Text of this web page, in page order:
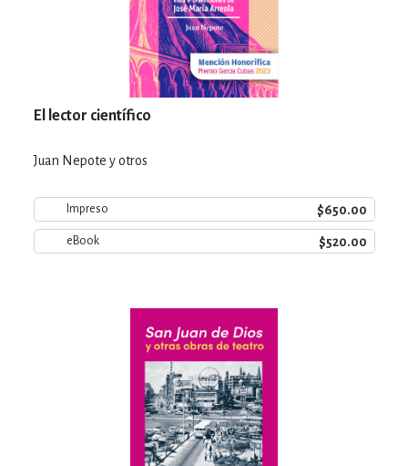
El lector científico
Juan Nepote y otros
Impreso $650.00
eBook $520.00